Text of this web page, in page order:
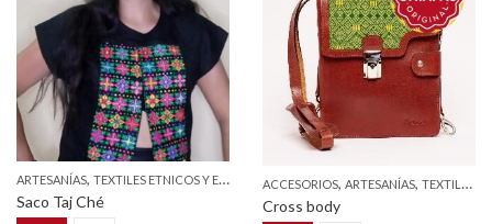
ARTESANÍAS, TEXTILES ETNICOS Y ESTILIZADOS
Saco Taj Ché
ACCESORIOS, ARTESANÍAS, TEXTILES ETNICOS Y ESTILIZADOS
Cross body